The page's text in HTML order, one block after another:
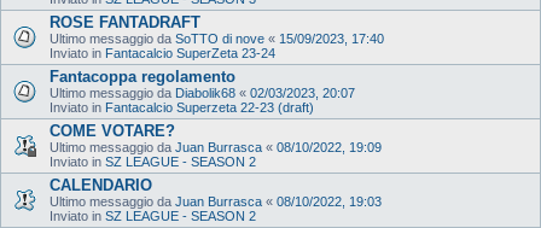
ROSE FANTADRAFT
Ultimo messaggio da SoTTO di nove « 15/09/2023, 17:40
Inviato in Fantacalcio SuperZeta 23-24
Fantacoppa regolamento
Ultimo messaggio da Diabolik68 « 02/03/2023, 20:07
Inviato in Fantacalcio Superzeta 22-23 (draft)
COME VOTARE?
Ultimo messaggio da Juan Burrasca « 08/10/2022, 19:09
Inviato in SZ LEAGUE - SEASON 2
CALENDARIO
Ultimo messaggio da Juan Burrasca « 08/10/2022, 19:03
Inviato in SZ LEAGUE - SEASON 2